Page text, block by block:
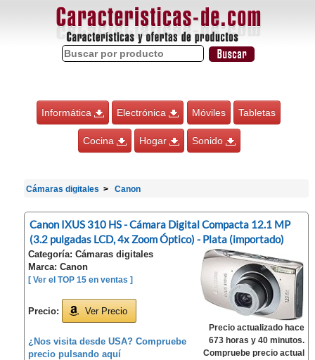
Informática Electrónica Móviles Tabletas
Cocina Hogar Sonido
Cámaras digitales Canon
Canon IXUS 310 HS - Cámara Digital Compacta 12.1 MP
(3.2 pulgadas LCD, 4x Zoom Óptico) - Plata (importado)
Categoría: Cámaras digitales
Marca: Canon
[ Ver el TOP 15 en ventas ]
Precio: Ver Precio
¿Nos visita desde USA? Compruebe
precio pulsando aquí
Precio actualizado hace
673 horas y 40 minutos.
Compruebe precio actual